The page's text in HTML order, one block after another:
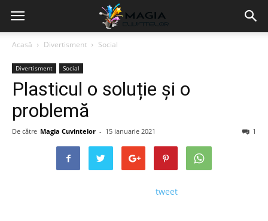
Acasă Divertisment Social
Divertisment Social
Plasticul o soluție și o
problemă
De către Magia Cuvintelor - 15 ianuarie 2021 1
tweet